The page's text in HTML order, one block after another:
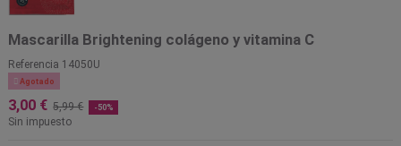
Mascarilla Brightening colágeno y vitamina C
Referencia 14050U
 Agotado
3,00 € 5,99 € -50%
Sin impuesto